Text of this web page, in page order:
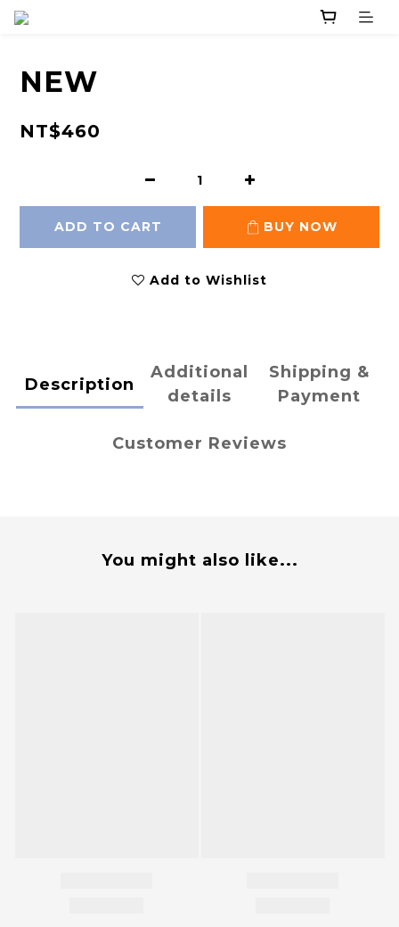
NEW
NT$460
ADD TO CART BUY NOW
Add to Wishlist
Description
Additional
details
Shipping &
Payment
Customer Reviews
You might also like...